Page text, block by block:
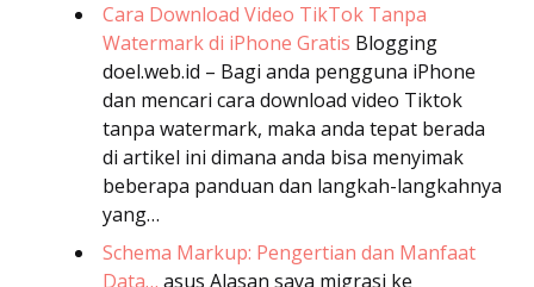
Cara Download Video TikTok Tanpa
Watermark di iPhone Gratis Blogging
doel.web.id – Bagi anda pengguna iPhone
dan mencari cara download video Tiktok
tanpa watermark, maka anda tepat berada
di artikel ini dimana anda bisa menyimak
beberapa panduan dan langkah-langkahnya
yang…
Schema Markup: Pengertian dan Manfaat
Data… asus Alasan saya migrasi ke